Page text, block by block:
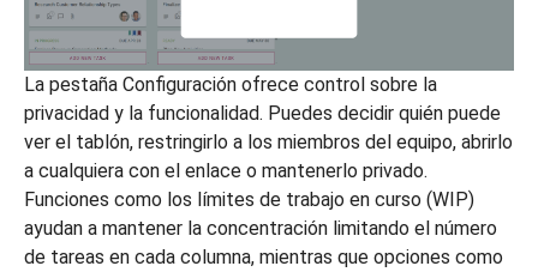
La pestaña Configuración ofrece control sobre la
privacidad y la funcionalidad. Puedes decidir quién puede
ver el tablón, restringirlo a los miembros del equipo, abrirlo
a cualquiera con el enlace o mantenerlo privado.
Funciones como los límites de trabajo en curso (WIP)
ayudan a mantener la concentración limitando el número
de tareas en cada columna, mientras que opciones como